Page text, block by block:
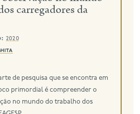
carregadores da
2020
de pesquisa que se encontra em
primordial é compreender o
no mundo do trabalho dos